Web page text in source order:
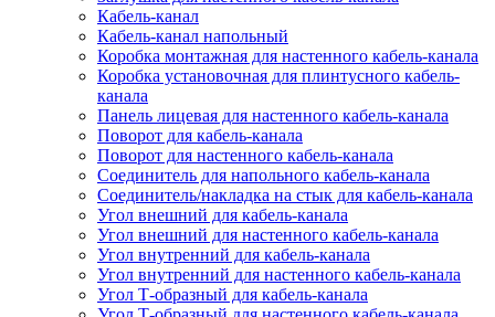
Кабель-канал
Кабель-канал напольный
Коробка монтажная для настенного кабель-канала
Коробка установочная для плинтусного кабель-
канала
Панель лицевая для настенного кабель-канала
Поворот для кабель-канала
Поворот для настенного кабель-канала
Соединитель для напольного кабель-канала
Соединитель/накладка на стык для кабель-канала
Угол внешний для кабель-канала
Угол внешний для настенного кабель-канала
Угол внутренний для кабель-канала
Угол внутренний для настенного кабель-канала
Угол Т-образный для кабель-канала